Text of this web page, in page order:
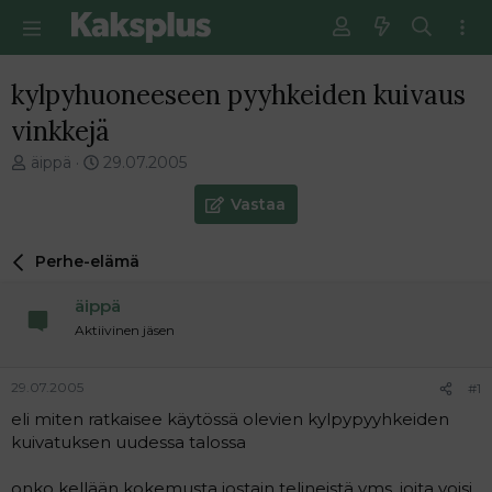
kylpyhuoneeseen pyyhkeiden kuivaus
vinkkejä
V
e
t
n
a
o
äippä
E
m
i
n
i
s
29.07.2005
Vastaa
Perhe-elämä
äippä
Aktiivinen jäsen
29.07.2005 #1
eli miten ratkaisee käytössä olevien kylpypyyhkeiden
kuivatuksen uudessa talossa
onko kellään kokemusta jostain telineistä yms. joita voisi